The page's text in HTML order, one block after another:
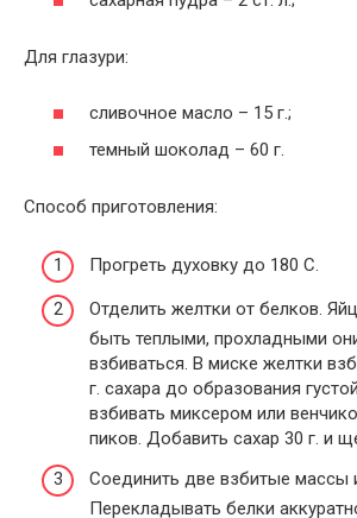
Для глазури:
сливочное масло – 15 г.;
темный шоколад – 60 г.
Способ приготовления:
Прогреть духовку до 180 С.
Отделить желтки от белков.
быть теплыми, прохладными
взбиваться. В миске желтки
г. сахара до образования
взбивать миксером или
пиков. Добавить сахар 30 г. и
Соединить две взбитые массы
Перекладывать белки